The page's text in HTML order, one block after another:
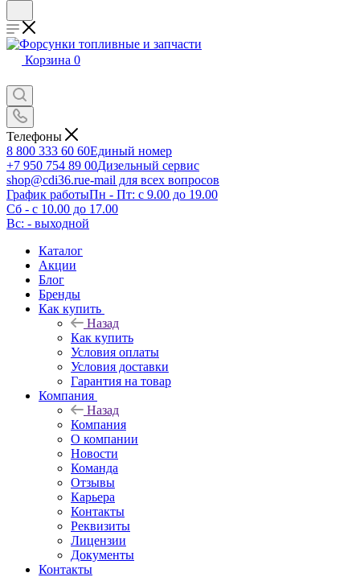
Корзина 0
Телефоны
8 800 333 60 60Единый номер
+7 950 754 89 00Дизельный сервис
shop@cdi36.rue-mail для всех вопросов
График работыПн - Пт: с 9.00 до 19.00
Сб - с 10.00 до 17.00
Вс: - выходной
Каталог
Акции
Блог
Бренды
Как купить
Назад
Как купить
Условия оплаты
Условия доставки
Гарантия на товар
Компания
Назад
Компания
О компании
Новости
Команда
Отзывы
Карьера
Контакты
Реквизиты
Лицензии
Документы
Контакты